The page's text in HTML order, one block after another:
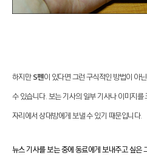
하지만S펜이 있다면 그런 구식적인 방법이 아
수 있습니다.보는 기사의 일부 기사나이미지를
자리에서 상대방에게 보낼 수 있기 때문입니다.
뉴스 기사를 보는 중에 동료에게 보내주고 싶은